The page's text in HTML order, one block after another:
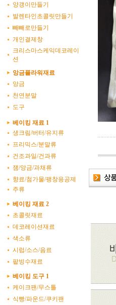
양갱이만들기
발렌타인초콜릿만들기
빼빼로만들기
개인결제창
크리스마스케익데코레이
션
앙금플라워재료
앙금
천연분말
도구
베이킹 재료 1
생크림/버터/유지류
프리믹스/분말류
건조과일/건과류
잼/앙금/과채류
향료/첨가물/팽창응공제
주류
베이킹 재료 2
초콜릿재료
데코레이션재료
색소류
시럽/소스/음료
팥빙수재료
베이킹 도구 1
케이크팬/무스틀
식빵/파운드/쿠키팬